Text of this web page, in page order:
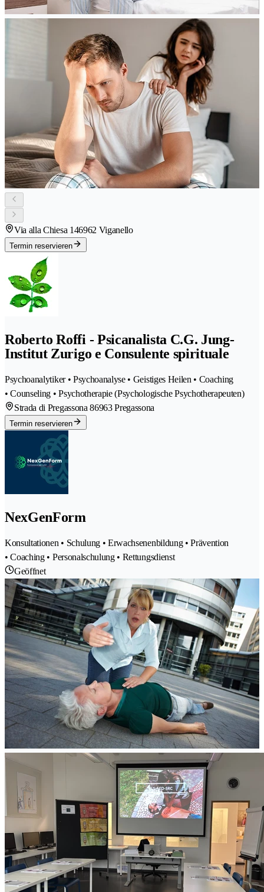
Via alla Chiesa 146962 Viganello
Termin reservieren
Roberto Roffi - Psicanalista C.G. Jung-
Institut Zurigo e Consulente spirituale
Psychoanalytiker • Psychoanalyse • Geistiges Heilen • Coaching
• Counseling • Psychotherapie (Psychologische Psychotherapeuten)
Strada di Pregassona 86963 Pregassona
Termin reservieren
NexGenForm
Konsultationen • Schulung • Erwachsenenbildung • Prävention
• Coaching • Personalschulung • Rettungsdienst
Geöffnet